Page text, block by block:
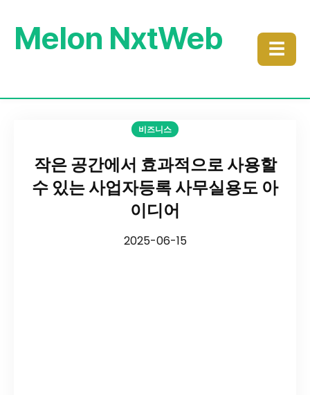
Melon NxtWeb ☰
비즈니스
작은 공간에서 효과적으로 사용할
수 있는 사업자등록 사무실용도 아
이디어
2025-06-15